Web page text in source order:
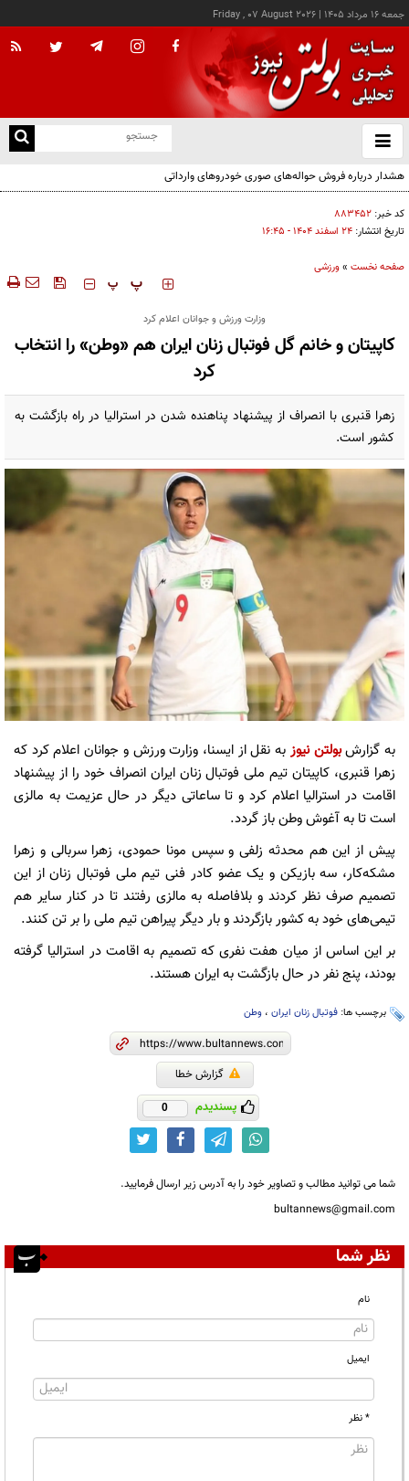
جمعه ۱۶ مرداد ۱۴۰۵ |
Friday , 07 August 2026
باز
و
هشدار درباره فروش حواله‌های صوری خودروهای وارداتی
کد خبر: ۸۸۳۴۵۲
تاریخ انتشار: ۲۴ اسفند ۱۴۰۴ - ۱۶:۴۵
صفحه نخست »ورزشی
‍‍‍ پ پ
وزارت ورزش و جوانان اعلام کرد
کاپیتان و خانم گل فوتبال زنان ایران هم «وطن» را انتخاب
کرد
زهرا قنبری با انصراف از پیشنهاد پناهنده شدن در استرالیا در راه بازگشت به
کشور است.
به گزارشبولتن نیوز به نقل از ایسنا، وزارت ورزش و جوانان اعلام کرد که
زهرا قنبری، کاپیتان تیم ملی فوتبال زنان ایران انصراف خود را از پیشنهاد
اقامت در استرالیا اعلام کرد و تا ساعاتی دیگر در حال عزیمت به مالزی
است تا به آغوش وطن باز گردد.
پیش از این هم محدثه زلفی و سپس مونا حمودی، زهرا سربالی و زهرا
مشکه‌کار، سه بازیکن و یک عضو کادر فنی تیم ملی فوتبال زنان از این
تصمیم صرف نظر کردند و بلافاصله به مالزی رفتند تا در کنار سایر هم
تیمی‌های خود به کشور بازگردند و بار دیگر پیراهن تیم ملی را بر تن کنند.
بر این اساس از میان هفت نفری که تصمیم به اقامت در استرالیا گرفته
بودند، پنج نفر در حال بازگشت به ایران هستند.
برچسب ها: فوتبال زنان ایران ، وطن
گزارش خطا
پسندیدم 0
شما می توانید مطالب و تصاویر خود را به آدرس زیر ارسال فرمایید.
bultannews@gmail.com
نظر شما
نام
ایمیل
* نظر